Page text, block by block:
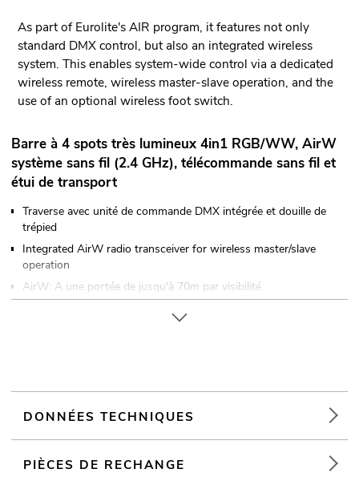
As part of Eurolite's AIR program, it features not only
standard DMX control, but also an integrated wireless
system. This enables system-wide control via a dedicated
wireless remote, wireless master-slave operation, and the
use of an optional wireless foot switch.
Barre à 4 spots très lumineux 4in1 RGB/WW, AirW
système sans fil (2.4 GHz), télécommande sans fil et
étui de transport
Traverse avec unité de commande DMX intégrée et douille de
trépied
Integrated AirW radio transceiver for wireless master/slave
operation
AirW: A une portée de jusqu'à 70m par visibilité
sans interférence dans la bande des 2,4 GHz
Effet de spot; effet stroboscope
Dimmer électronique; fondu enchaîné des couleurs réglable;
changement de couleur réglable; mélange de couleurs en
DONNÉES TECHNIQUES
PIÈCES DE RECHANGE